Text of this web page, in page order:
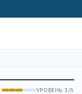
УРОВЕНЬ 3/5